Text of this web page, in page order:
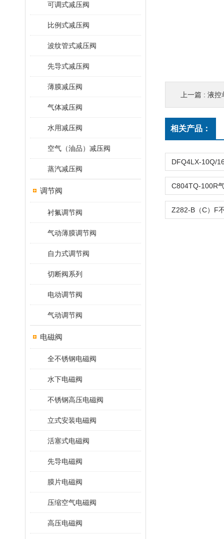
可调式减压阀
比例式减压阀
波纹管式减压阀
先导式减压阀
薄膜减压阀
气体减压阀
水用减压阀
空气（油品）减压阀
蒸汽减压阀
调节阀
衬氟调节阀
气动薄膜调节阀
自力式调节阀
切断阀系列
电动调节阀
气动调节阀
电磁阀
全不锈钢电磁阀
水下电磁阀
不锈钢高压电磁阀
立式安装电磁阀
活塞式电磁阀
先导电磁阀
膜片电磁阀
压缩空气电磁阀
高压电磁阀
上一篇 : 液控
相关产品：